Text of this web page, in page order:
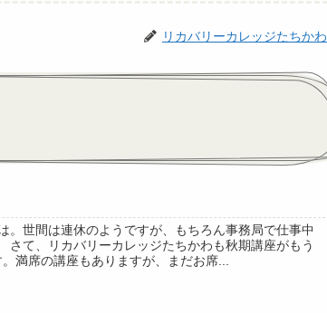
リカバリーカレッジたちかわ
世間は連休のようですが、もちろん事務局で仕事中
て、リカバリーカレッジたちかわも秋期講座がもう
満席の講座もありますが、まだお席...